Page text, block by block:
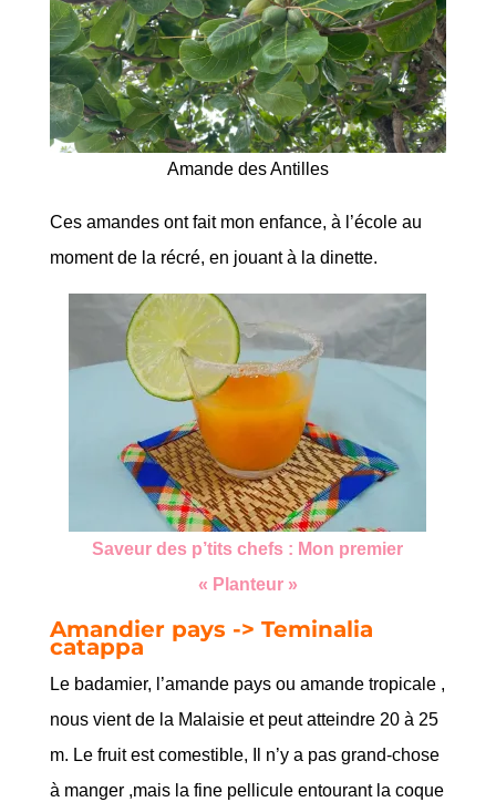
Amande des Antilles
Ces amandes ont fait mon enfance, à l’école au
moment de la récré, en jouant à la dinette.
Saveur des p’tits chefs : Mon premier
« Planteur »
Amandier pays -> Teminalia
catappa
Le badamier, l’amande pays ou amande tropicale ,
nous vient de la Malaisie et peut atteindre 20 à 25
m. Le fruit est comestible, Il n’y a pas grand-chose
à manger ,mais la fine pellicule entourant la coque